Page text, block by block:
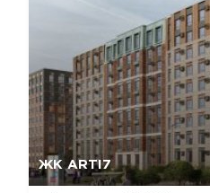
ЖК ARTI7
Да, удалить